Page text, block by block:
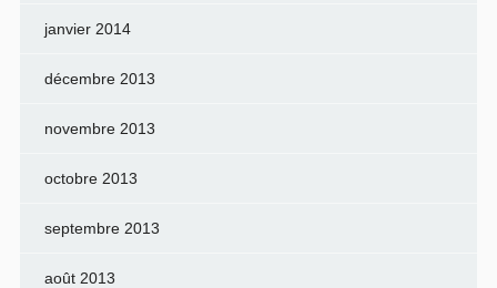
janvier 2014
décembre 2013
novembre 2013
octobre 2013
septembre 2013
août 2013